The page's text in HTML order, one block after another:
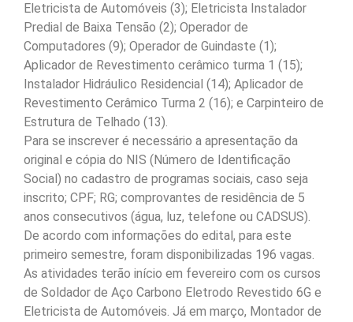
Eletricista de Automóveis (3); Eletricista Instalador
Predial de Baixa Tensão (2); Operador de
Computadores (9); Operador de Guindaste (1);
Aplicador de Revestimento cerâmico turma 1 (15);
Instalador Hidráulico Residencial (14); Aplicador de
Revestimento Cerâmico Turma 2 (16); e Carpinteiro de
Estrutura de Telhado (13).
Para se inscrever é necessário a apresentação da
original e cópia do NIS (Número de Identificação
Social) no cadastro de programas sociais, caso seja
inscrito; CPF; RG; comprovantes de residência de 5
anos consecutivos (água, luz, telefone ou CADSUS).
De acordo com informações do edital, para este
primeiro semestre, foram disponibilizadas 196 vagas.
As atividades terão início em fevereiro com os cursos
de Soldador de Aço Carbono Eletrodo Revestido 6G e
Eletricista de Automóveis. Já em março, Montador de